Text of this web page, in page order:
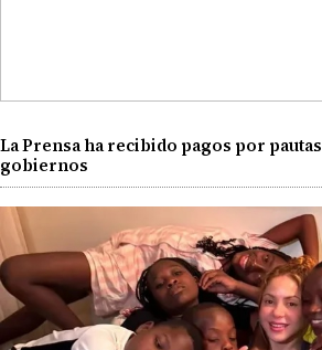
La Prensa ha recibido pagos por
gobiernos